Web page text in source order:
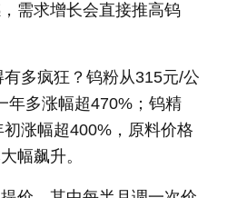
需求增长会直接推高钨
多疯狂？钨粉从315元/公
年多涨幅超470%；钨精
涨幅超400%，原料价格
幅飙升。